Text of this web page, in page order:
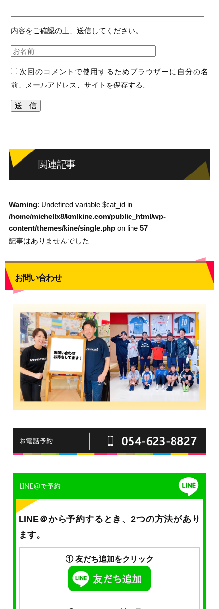
内容をご確認の上、送信してください。
次回のコメントで使用するためブラウザーに自分の名
前、メールアドレス、サイトを保存する。
関連記事
Warning: Undefined variable $cat_id in
/home/michellx8/kmlkine.com/public_html/wp-
content/themes/kine/single.phpon line 57
記事はありませんでした
お問い合わせ
LINE＠から予約するとき、2つの方法があり
ます。
① 友だち追加をクリック